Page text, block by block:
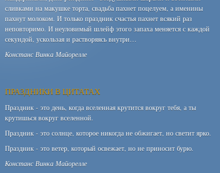
сливками на макушке торта, свадьба пахнет поцелуем, а именины
пахнут молоком. И только праздник счастья пахнет всякий раз
неповторимо. И неуловимый шлейф этого запаха меняется с каждой
секундой, ускользая и растворяясь внутри…
Констанс Винка Майорелле
ПРАЗДНИКИ В ЦИТАТАХ
Праздник - это день, когда вселенная крутится вокруг тебя, а ты
крутишься вокруг вселенной.
Праздник - это солнце, которое никогда не обжигает, но светит ярко.
Праздник - это ветер, который освежает, но не приносит бурю.
Констанс Винка Майорелле